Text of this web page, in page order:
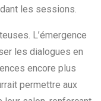
les sessions.
L’émergence
les dialogues en
encore plus
permettre aux